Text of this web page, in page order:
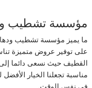
مؤسسة تشطيب
ما يميز مؤسسة تشطيب
على توفير عروض متميزة
القطيف حيث نسعى دائما
مناسبة تجعلنا الخيار الأفضل
في نفس الوقت.